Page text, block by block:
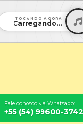
TOCANDO AGORA
Carregando...
Fale conosco via Whatsapp:
+55 (54) 99600-3742